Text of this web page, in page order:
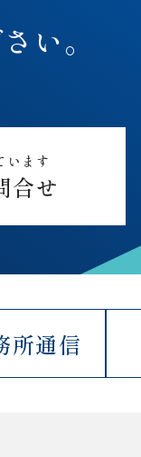
い。
います
合せ
所通信